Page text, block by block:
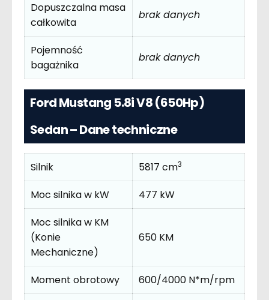
Dopuszczalna masa
całkowita
brak danych
Pojemność
bagażnika
brak danych
Ford Mustang 5.8i V8 (650Hp)
Sedan – Dane techniczne
Silnik 5817 cm3
Moc silnika w kW
477 kW
Moc silnika w KM
(Konie
Mechaniczne)
650 KM
Moment obrotowy
600/4000 N*m/rpm